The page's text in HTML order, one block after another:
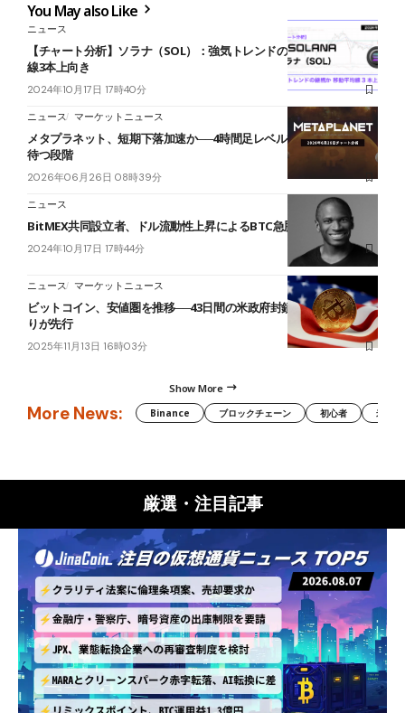
You May also Like
ニュース
【チャート分析】ソラナ（SOL）：強気トレンドの継続か 移動平均
線3本上向き
2024年10月17日 17時40分
ニュース マーケットニュース
メタプラネット、短期下落加速か──4時間足レベルでの下落圧減少を
待つ段階
2026年06月26日 08時39分
ニュース
BitMEX共同設立者、ドル流動性上昇によるBTC急騰を予測
2024年10月17日 17時44分
ニュース マーケットニュース
ビットコイン、安値圏を推移──43日間の米政府封鎖が終了も決済売
りが先行
2025年11月13日 16時03分
Show More
More News: Binance ブロックチェーン 初心者 米国
厳選・注目記事